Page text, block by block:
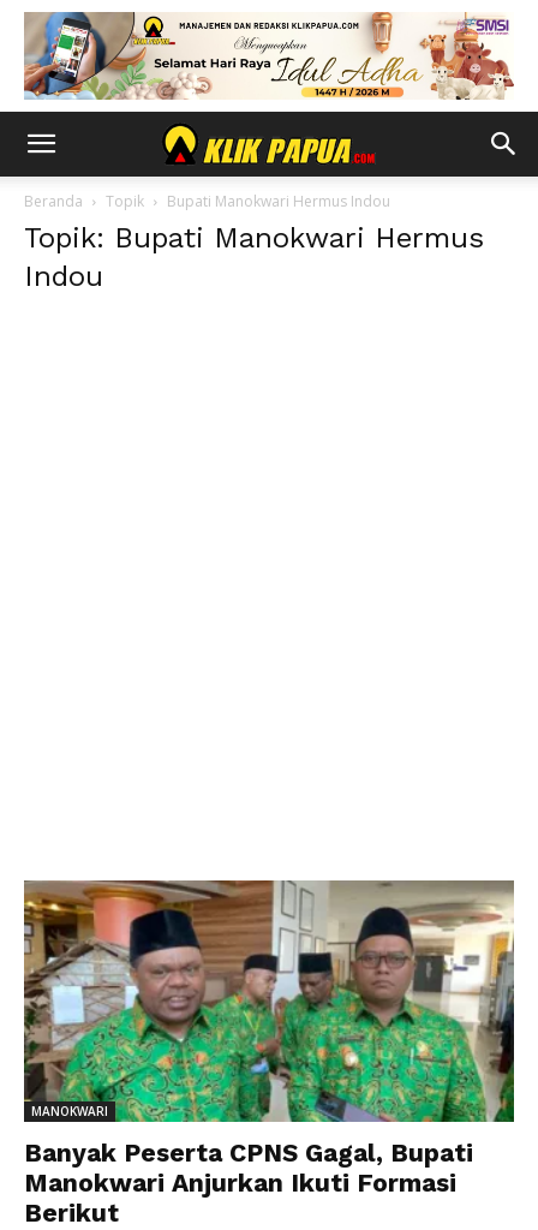
Beranda Topik Bupati Manokwari Hermus Indou
Topik: Bupati Manokwari Hermus
Indou
MANOKWARI
Banyak Peserta CPNS Gagal, Bupati
Manokwari Anjurkan Ikuti Formasi
Berikut